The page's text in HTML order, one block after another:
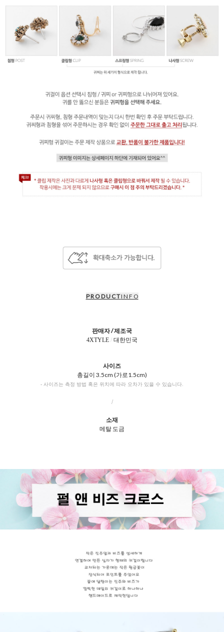
P R O D U C TI N F O
판매자 / 제조국
4XTYLE / 대한민국
사이즈
총길이 3.5cm (가로1.5cm)
- 사이즈는 측정 방법 혹은 위치에 따라 오차가 있을 수 있습니다.
/
소재
메탈 도금